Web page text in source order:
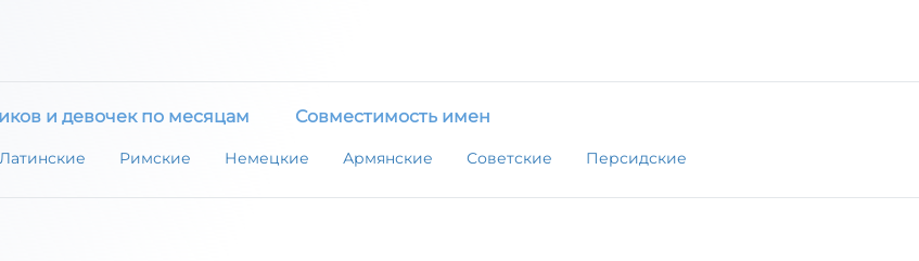
и девочек по месяцам Совместимость имен
Латинские Римские Немецкие Армянские Советские Персидские